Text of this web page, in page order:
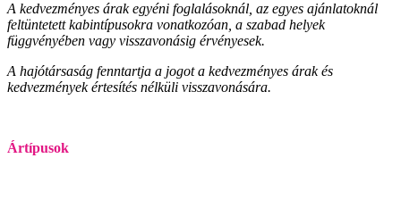
A kedvezményes árak egyéni foglalásoknál, az egyes ajánlatoknál
feltüntetett kabintípusokra vonatkozóan, a szabad helyek
függvényében vagy visszavonásig érvényesek.
A hajótársaság fenntartja a jogot a kedvezményes árak és
kedvezmények értesítés nélküli visszavonására.
Ártípusok